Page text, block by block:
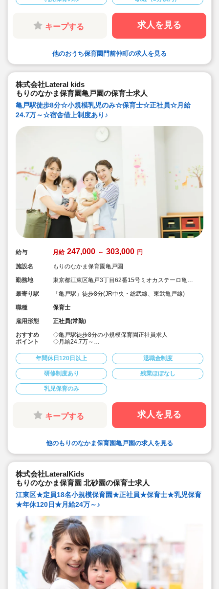
◇多様性を大事にしています。人材の定着率80%以上
◇残業時間は4時間以内/月です（残業代支給あり）
◇ICTシステムの導入など、パソコンを使用し、業務時間
内で効率的に仕事に取り組めるよう工夫しています
◇年間休日 120日以上です
◇その他、家族の看護休暇や介護休業、産育休など、い
◇病児保育や障害児保育など、多様な保育現場を持って
いる事業者だからこそ、多様な保育の経験がつめます
キープする 求人を見る
他のおうち保育園門前仲町の求人を見る
株式会社Lateral kids
もりのなかま保育園亀戸園の保育士求人
亀戸駅徒歩8分☆小規模乳児のみ☆保育士☆正社員☆月給
24.7万～☆宿舎借上制度あり♪
給与 月給 247,000 ～ 303,000 円
施設名
もりのなかま保育園亀戸園
勤務地
東京都江東区亀戸3丁目62番15号ミオカステーロ亀戸
最寄り駅
「亀戸駅」徒歩8分(JR中央・総武線、東武亀戸線)
職種
保育士
雇用形態
正社員(常勤)
おすすめ
ポイント
◇亀戸駅徒歩8分の小規模保育園正社員求人
◇月給24.7万～
◇宿舎借り上げ制度利用可でペット可能物件等もOK♪
◇19名定員、乳児のみの保育園ですので、お子様一人ひ
とり関わることができます♪
年間休日120日以上 退職金制度
研修制度あり 残業ほぼなし
乳児保育のみ
キープする 求人を見る
他のもりのなかま保育園亀戸園の求人を見る
株式会社LateralKids
もりのなかま保育園 北砂園の保育士求人
江東区★定員18名小規模保育園★正社員★保育士★乳児保育
★年休120日★月給24万～♪